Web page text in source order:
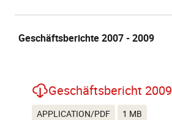
Geschäftsberichte 2007 - 2009
Geschäftsbericht 2009
APPLICATION/PDF 1 MB